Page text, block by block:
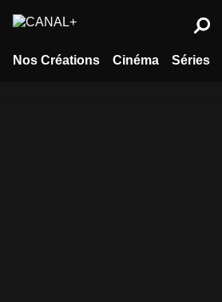
Nos Créations Cinéma Séries